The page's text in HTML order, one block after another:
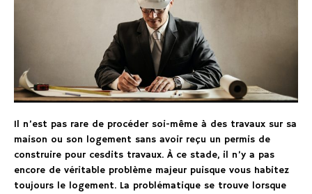
Il n’est pas rare de procéder soi-même à des travaux sur sa
maison ou son logement sans avoir reçu un permis de
construire pour cesdits travaux. À ce stade, il n’y a pas
encore de véritable problème majeur puisque vous habitez
toujours le logement. La problématique se trouve lorsque